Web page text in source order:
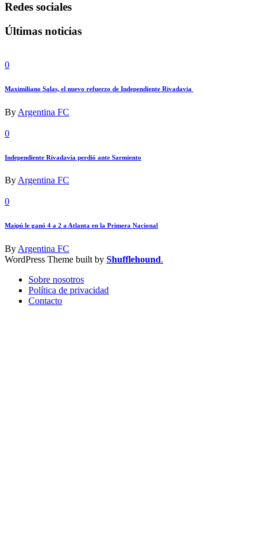
Redes sociales
Últimas noticias
0
Maximiliano Salas, el nuevo refuerzo de Independiente Rivadavia
By Argentina FC
0
Independiente Rivadavia perdió ante Sarmiento
ByArgentina FC
0
Maipú le ganó 4 a 2 a Atlanta en la Primera Nacional
ByArgentina FC
WordPress Theme built by Shufflehound.
Sobre nosotros
Política de privacidad
Contacto